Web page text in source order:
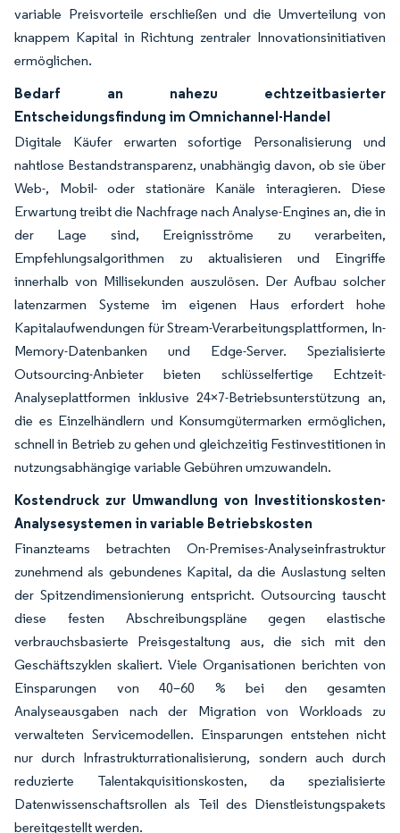
variable Preisvorteile erschließen und die Umverteilung von
knappem Kapital in Richtung zentraler Innovationsinitiativen
ermöglichen.
Bedarf an nahezu echtzeitbasierter
Entscheidungsfindung im Omnichannel-Handel
Digitale Käufer erwarten sofortige Personalisierung und
nahtlose Bestandstransparenz, unabhängig davon, ob sie über
Web-, Mobil- oder stationäre Kanäle interagieren. Diese
Erwartung treibt die Nachfrage nach Analyse-Engines an, die in
der Lage sind, Ereignisströme zu verarbeiten,
Empfehlungsalgorithmen zu aktualisieren und Eingriffe
innerhalb von Millisekunden auszulösen. Der Aufbau solcher
latenzarmen Systeme im eigenen Haus erfordert hohe
Kapitalaufwendungen für Stream-Verarbeitungsplattformen, In-
Memory-Datenbanken und Edge-Server. Spezialisierte
Outsourcing-Anbieter bieten schlüsselfertige Echtzeit-
Analyseplattformen inklusive 24×7-Betriebsunterstützung an,
die es Einzelhändlern und Konsumgütermarken ermöglichen,
schnell in Betrieb zu gehen und gleichzeitig Festinvestitionen in
nutzungsabhängige variable Gebühren umzuwandeln.
Kostendruck zur Umwandlung von Investitionskosten-
Analysesystemen in variable Betriebskosten
Finanzteams betrachten On-Premises-Analyseinfrastruktur
zunehmend als gebundenes Kapital, da die Auslastung selten
der Spitzendimensionierung entspricht. Outsourcing tauscht
diese festen Abschreibungspläne gegen elastische
verbrauchsbasierte Preisgestaltung aus, die sich mit den
Geschäftszyklen skaliert. Viele Organisationen berichten von
Einsparungen von 40–60 % bei den gesamten
Analyseausgaben nach der Migration von Workloads zu
verwalteten Servicemodellen. Einsparungen entstehen nicht
nur durch Infrastrukturrationalisierung, sondern auch durch
reduzierte Talentakquisitionskosten, da spezialisierte
Datenwissenschaftsrollen als Teil des Dienstleistungspakets
bereitgestellt werden.